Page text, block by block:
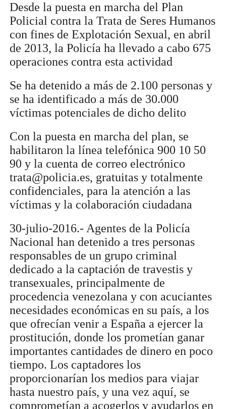
Desde la puesta en marcha del Plan
Policial contra la Trata de Seres Humanos
con fines de Explotación Sexual, en abril
de 2013, la Policía ha llevado a cabo 675
operaciones contra esta actividad
Se ha detenido a más de 2.100 personas y
se ha identificado a más de 30.000
víctimas potenciales de dicho delito
Con la puesta en marcha del plan, se
habilitaron la línea telefónica 900 10 50
90 y la cuenta de correo electrónico
trata@policia.es, gratuitas y totalmente
confidenciales, para la atención a las
víctimas y la colaboración ciudadana
30-julio-2016.- Agentes de la Policía
Nacional han detenido a tres personas
responsables de un grupo criminal
dedicado a la captación de travestis y
transexuales, principalmente de
procedencia venezolana y con acuciantes
necesidades económicas en su país, a los
que ofrecían venir a España a ejercer la
prostitución, donde los prometían ganar
importantes cantidades de dinero en poco
tiempo. Los captadores los
proporcionarían los medios para viajar
hasta nuestro país, y una vez aquí, se
comprometían a acogerlos y ayudarlos en